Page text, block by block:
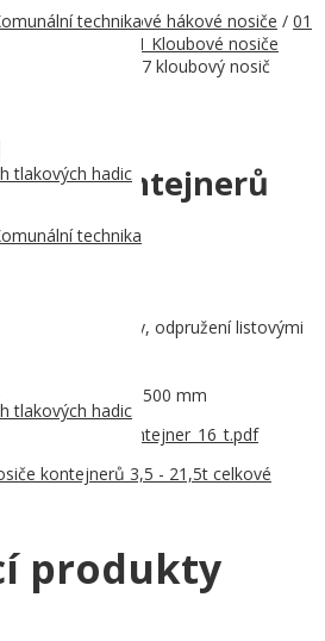
tlakových hadic
tlakových hadic
/04 Kontejnerové hákové nosiče / 01
01 Kloubové nosiče
hmotnosti
/ 07 kloubový nosič
nosič kontejnerů
dvě nápravy, odpružení listovými
km/hod.
max. 4.500-5.500 mm
kontejnerů 3,5 - 21,5t celkové
produkty